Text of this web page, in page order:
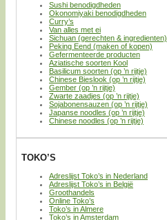
Sushi benodigdheden
Okonomiyaki benodigdheden
Curry’s
Van alles met ei
Sichuan (gerechten & ingredienten)
Peking Eend (maken of kopen)
Gefermenteerde producten
Aziatische soorten Kool
Basilicum soorten (op ’n rijtje)
Chinese Bieslook (op ’n rijtje)
Gember (op ’n rijtje)
Zwarte zaadjes (op ’n rijtje)
Sojabonensauzen (op ’n rijtje)
Japanse noodles (op ’n rijtje)
Chinese noodles (op ’n rijtje)
TOKO’S
Adreslijst Toko’s in Nederland
Adreslijst Toko’s in België
Groothandels
Online Toko’s
Toko’s in Almere
Toko’s in Amsterdam